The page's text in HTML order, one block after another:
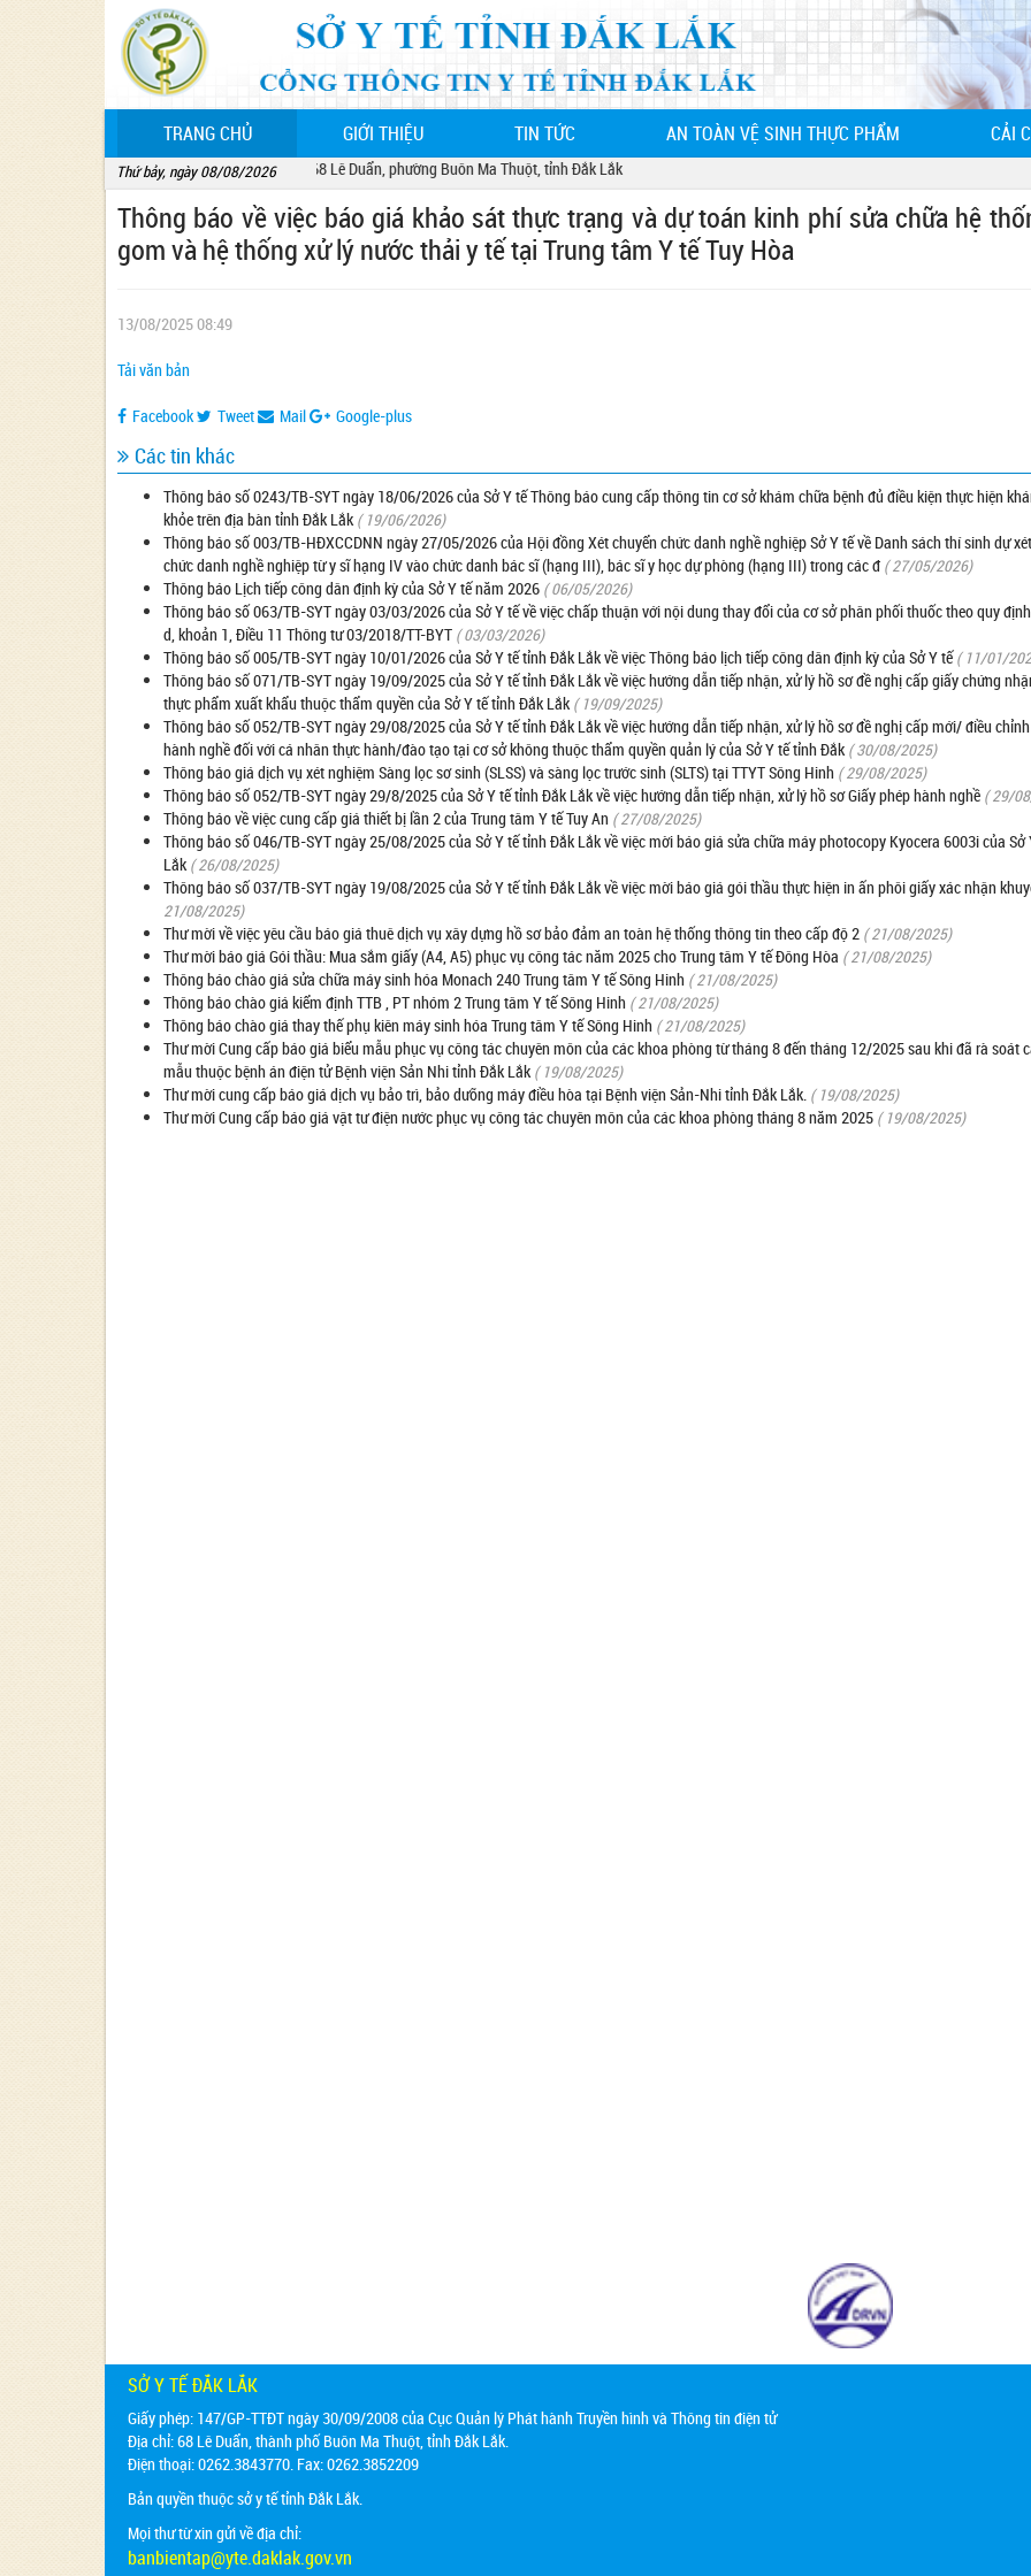
TRANG CHỦ(CURRENT) GIỚI THIỆU TIN TỨC AN TOÀN VỆ SINH THỰC PHẨM CẢI
Thứ bảy, ngày 08/08/2026
Sở Y tế tỉnh Đắk Lắk - 68 Lê Duẩn, phường Buôn Ma Thuột, tỉnh Đắk Lắk
Thông báo về việc báo giá khảo sát thực trạng và dự toán kinh phí sửa chữa hệ
gom và hệ thống xử lý nước thải y tế tại Trung tâm Y tế Tuy Hòa
13/08/2025 08:49
Tải văn bản
Facebook Tweet Mail Google-plus
Các tin khác
Thông báo số 0243/TB-SYT ngày 18/06/2026 của Sở Y tế Thông báo cung cấp thông tin cơ sở khám chữa bệnh đủ điều kiện thực hiện
khỏe trên địa bàn tỉnh Đắk Lắk ( 19/06/2026)
Thông báo số 003/TB-HĐXCCDNN ngày 27/05/2026 của Hội đồng Xét chuyển chức danh nghề nghiệp Sở Y tế về Danh sách thí sinh dự
chức danh nghề nghiệp từ y sĩ hạng IV vào chức danh bác sĩ (hạng III), bác sĩ y học dự phòng (hạng III) trong các đ ( 27/05/2026)
Thông báo Lịch tiếp công dân định kỳ của Sở Y tế năm 2026 ( 06/05/2026)
Thông báo số 063/TB-SYT ngày 03/03/2026 của Sở Y tế về việc chấp thuận với nội dung thay đổi của cơ sở phân phối thuốc theo quy
d, khoản 1, Điều 11 Thông tư 03/2018/TT-BYT ( 03/03/2026)
Thông báo số 005/TB-SYT ngày 10/01/2026 của Sở Y tế tỉnh Đắk Lắk về việc Thông báo lịch tiếp công dân định kỳ của Sở Y tế ( 11/01/
Thông báo số 071/TB-SYT ngày 19/09/2025 của Sở Y tế tỉnh Đắk Lắk về việc hướng dẫn tiếp nhận, xử lý hồ sơ đề nghị cấp giấy chứng
thực phẩm xuất khẩu thuộc thẩm quyền của Sở Y tế tỉnh Đắk Lắk ( 19/09/2025)
Thông báo số 052/TB-SYT ngày 29/08/2025 của Sở Y tế tỉnh Đắk Lắk về việc hướng dẫn tiếp nhận, xử lý hồ sơ đề nghị cấp mới/ điều
hành nghề đối với cá nhân thực hành/đào tạo tại cơ sở không thuộc thẩm quyền quản lý của Sở Y tế tỉnh Đắk ( 30/08/2025)
Thông báo giá dịch vụ xét nghiệm Sàng lọc sơ sinh (SLSS) và sàng lọc trước sinh (SLTS) tại TTYT Sông Hinh ( 29/08/2025)
Thông báo số 052/TB-SYT ngày 29/8/2025 của Sở Y tế tỉnh Đắk Lắk về việc hướng dẫn tiếp nhận, xử lý hồ sơ Giấy phép hành nghề ( 29/
Thông báo về việc cung cấp giá thiết bị lần 2 của Trung tâm Y tế Tuy An ( 27/08/2025)
Thông báo số 046/TB-SYT ngày 25/08/2025 của Sở Y tế tỉnh Đắk Lắk về việc mời báo giá sửa chữa máy photocopy Kyocera 6003i của Sở
Lắk ( 26/08/2025)
Thông báo số 037/TB-SYT ngày 19/08/2025 của Sở Y tế tỉnh Đắk Lắk về việc mời báo giá gói thầu thực hiện in ấn phôi giấy xác nhận
21/08/2025)
Thư mời về việc yêu cầu báo giá thuê dịch vụ xây dựng hồ sơ bảo đảm an toàn hệ thống thông tin theo cấp độ 2 ( 21/08/2025)
Thư mời báo giá Gói thầu: Mua sắm giấy (A4, A5) phục vụ công tác năm 2025 cho Trung tâm Y tế Đông Hòa ( 21/08/2025)
Thông báo chào giá sửa chữa máy sinh hóa Monach 240 Trung tâm Y tế Sông Hinh ( 21/08/2025)
Thông báo chào giá kiểm định TTB , PT nhóm 2 Trung tâm Y tế Sông Hinh ( 21/08/2025)
Thông báo chào giá thay thế phụ kiên máy sinh hóa Trung tâm Y tế Sông Hinh ( 21/08/2025)
Thư mời Cung cấp báo giá biểu mẫu phục vụ công tác chuyên môn của các khoa phòng từ tháng 8 đến tháng 12/2025 sau khi đã rà soát
mẫu thuộc bệnh án điện tử Bệnh viện Sản Nhi tỉnh Đắk Lắk ( 19/08/2025)
Thư mời cung cấp báo giá dịch vụ bảo trì, bảo dưỡng máy điều hòa tại Bệnh viện Sản-Nhi tỉnh Đắk Lắk. ( 19/08/2025)
Thư mời Cung cấp báo giá vật tư điện nước phục vụ công tác chuyên môn của các khoa phòng tháng 8 năm 2025 ( 19/08/2025)
SỞ Y TẾ ĐẮK LẮK
Giấy phép: 147/GP-TTĐT ngày 30/09/2008 của Cục Quản lý Phát hành Truyền hình và Thông tin điện tử
Địa chỉ:68 Lê Duẩn, thành phố Buôn Ma Thuột, tỉnh Đắk Lắk.
Điện thoại: 0262.3843770. Fax: 0262.3852209
Bản quyền thuộc sở y tế tỉnh Đắk Lắk.
Mọi thư từ xin gửi về địa chỉ:
banbientap@yte.daklak.gov.vn